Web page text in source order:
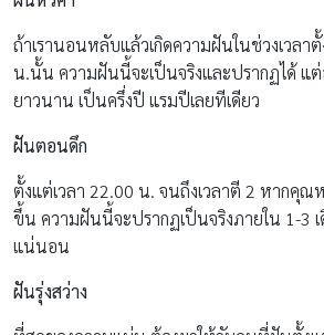
ถ้าเรานอนหลับแล้วเกิดความฝันในช่วงเวลา
น.นั้น ความฝันนี้จะเป็นจริงและปรากฏได้ แต่
ยาวนาน เป็นครึ่งปี แรมปีเลยทีเดียว
ฝันตอนดึก
ตั้งแต่เวลา 22.00 น. จนถึงเวลาตี 2 หากคุณ
ขึ้น ความฝันนี้จะปรากฏเป็นจริงภายใน 1-3
แน่นอน
ฝันรุ่งสว่าง